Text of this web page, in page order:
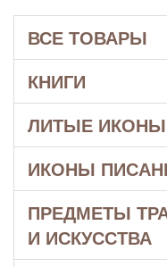
ВСЕ ТОВАРЫ
КНИГИ
ЛИТЫЕ ИКОНЫ
ИКОНЫ
ПРЕДМЕТЫ
И ИСКУССТВА